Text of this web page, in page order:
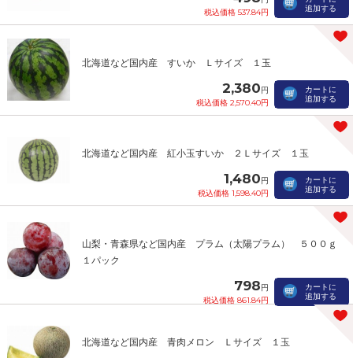
税込価格 537.84円
追加する
北海道など国内産 すいか Ｌサイズ １玉
2,380円
税込価格 2,570.40円
カートに
追加する
北海道など国内産 紅小玉すいか ２Ｌサイズ １玉
1,480円
税込価格 1,598.40円
カートに
追加する
山梨・青森県など国内産 プラム（太陽プラム） ５００ｇ
１パック
798円
税込価格 861.84円
カートに
追加する
北海道など国内産 青肉メロン Ｌサイズ １玉